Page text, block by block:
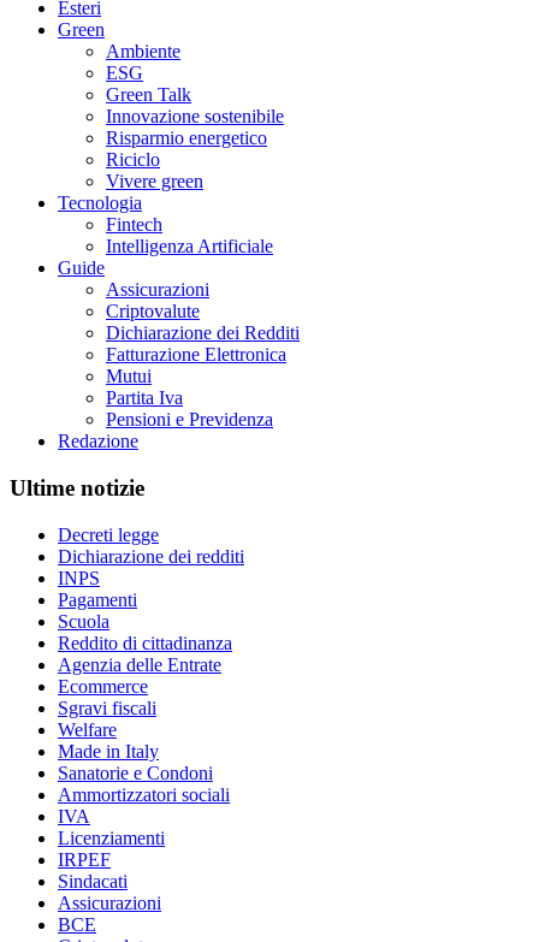
Esteri
Green
Ambiente
ESG
Green Talk
Innovazione sostenibile
Risparmio energetico
Riciclo
Vivere green
Tecnologia
Fintech
Intelligenza Artificiale
Guide
Assicurazioni
Criptovalute
Dichiarazione dei Redditi
Fatturazione Elettronica
Mutui
Partita Iva
Pensioni e Previdenza
Redazione
Ultime notizie
Decreti legge
Dichiarazione dei redditi
INPS
Pagamenti
Scuola
Reddito di cittadinanza
Agenzia delle Entrate
Ecommerce
Sgravi fiscali
Welfare
Made in Italy
Sanatorie e Condoni
Ammortizzatori sociali
IVA
Licenziamenti
IRPEF
Sindacati
Assicurazioni
BCE